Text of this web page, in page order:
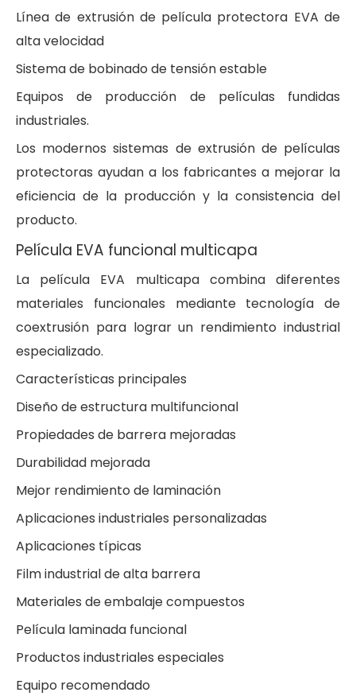
Línea de extrusión de película protectora EVA de
alta velocidad
Sistema de bobinado de tensión estable
Equipos de producción de películas fundidas
industriales.
Los modernos sistemas de extrusión de películas
protectoras ayudan a los fabricantes a mejorar la
eficiencia de la producción y la consistencia del
producto.
Película EVA funcional multicapa
La película EVA multicapa combina diferentes
materiales funcionales mediante tecnología de
coextrusión para lograr un rendimiento industrial
especializado.
Características principales
Diseño de estructura multifuncional
Propiedades de barrera mejoradas
Durabilidad mejorada
Mejor rendimiento de laminación
Aplicaciones industriales personalizadas
Aplicaciones típicas
Film industrial de alta barrera
Materiales de embalaje compuestos
Película laminada funcional
Productos industriales especiales
Equipo recomendado